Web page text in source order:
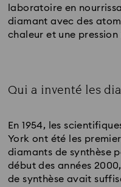
laboratoire en
diamant avec des
chaleur et une pression
Qui a inventé les
En 1954, les
York ont été les
diamants de synthèse
début des années
de synthèse avait